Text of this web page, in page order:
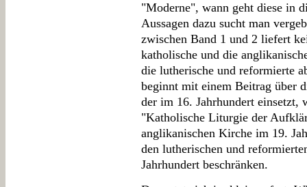
"Moderne", wann geht diese in
Aussagen dazu sucht man
zwischen Band 1 und 2 liefert
katholische und die
die lutherische und reformierte
beginnt mit einem Beitrag über
der im 16. Jahrhundert einsetzt,
"Katholische Liturgie der
anglikanischen Kirche im 19.
den lutherischen und
Jahrhundert beschränken.